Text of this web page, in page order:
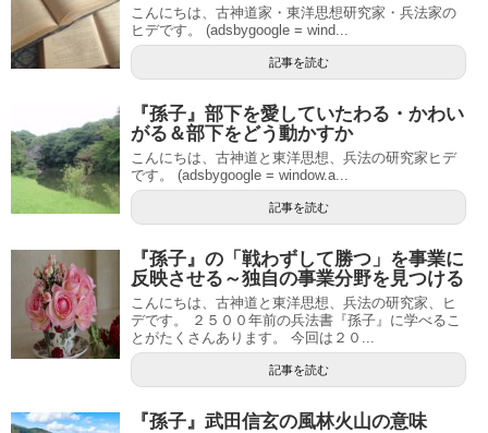
こんにちは、古神道家・東洋思想研究家・兵法家の
ヒデです。 (adsbygoogle = wind...
記事を読む
『孫子』部下を愛していたわる・かわい
がる＆部下をどう動かすか
こんにちは、古神道と東洋思想、兵法の研究家ヒデ
です。 (adsbygoogle = window.a...
記事を読む
『孫子』の「戦わずして勝つ」を事業に
反映させる～独自の事業分野を見つける
こんにちは、古神道と東洋思想、兵法の研究家、ヒ
デです。 ２５００年前の兵法書『孫子』に学べるこ
とがたくさんあります。 今回は２０...
記事を読む
『孫子』武田信玄の風林火山の意味